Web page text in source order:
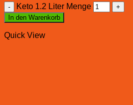
Keto 1.2 Liter Menge
In den Warenkorb
Quick View